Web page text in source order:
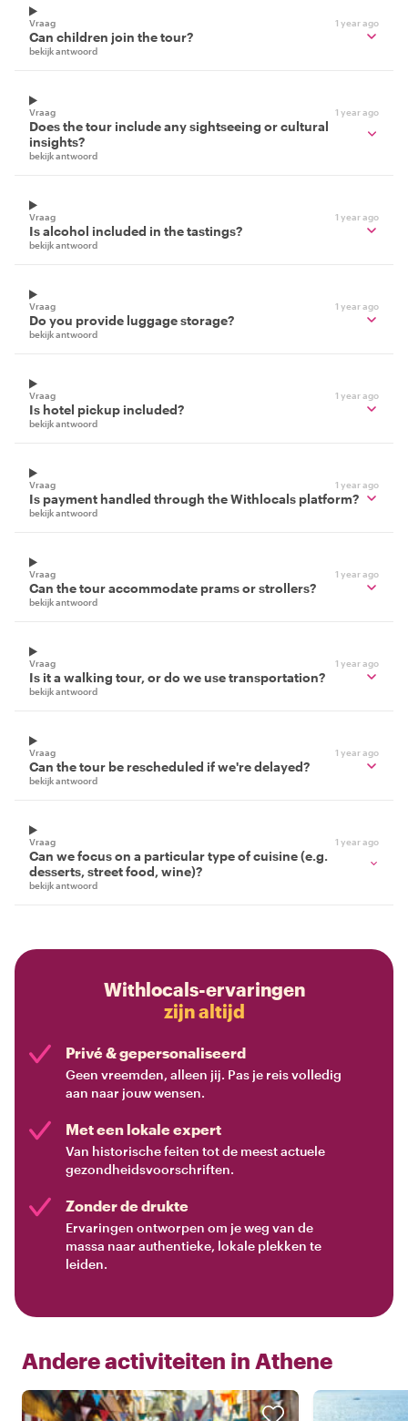
Vraag 1 year ago
Can children join the tour?
bekijk antwoord
Vraag 1 year ago
Does the tour include any sightseeing or cultural
insights?
bekijk antwoord
Vraag 1 year ago
Is alcohol included in the tastings?
bekijk antwoord
Vraag 1 year ago
Do you provide luggage storage?
bekijk antwoord
Vraag 1 year ago
Is hotel pickup included?
bekijk antwoord
Vraag 1 year ago
Is payment handled through the Withlocals platform?
bekijk antwoord
Vraag 1 year ago
Can the tour accommodate prams or strollers?
bekijk antwoord
Vraag 1 year ago
Is it a walking tour, or do we use transportation?
bekijk antwoord
Vraag 1 year ago
Can the tour be rescheduled if we're delayed?
bekijk antwoord
Vraag 1 year ago
Can we focus on a particular type of cuisine (e.g.
desserts, street food, wine)?
bekijk antwoord
Withlocals-ervaringen
zijn altijd
Privé & gepersonaliseerd
Geen vreemden, alleen jij. Pas je reis volledig
aan naar jouw wensen.
Met een lokale expert
Van historische feiten tot de meest actuele
gezondheidsvoorschriften.
Zonder de drukte
Ervaringen ontworpen om je weg van de
massa naar authentieke, lokale plekken te
leiden.
Andere activiteiten in Athene